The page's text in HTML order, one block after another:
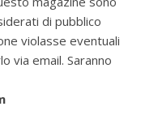
di pubblico
violasse eventuali
via email. Saranno